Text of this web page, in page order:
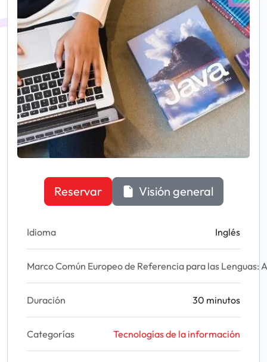
Reservar Visión general
Idioma Inglés
Marco Común Europeo de Referencia para las Lenguas:
Duración 30 minutos
Categorías Tecnologías de la información